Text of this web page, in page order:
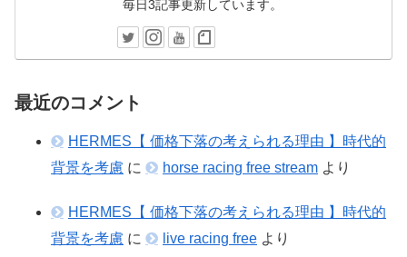
毎日3記事更新しています。
最近のコメント
HERMES【 価格下落の考えられる理由 】時代的
背景を考慮 に horse racing free stream より
HERMES【 価格下落の考えられる理由 】時代的
背景を考慮 に live racing free より